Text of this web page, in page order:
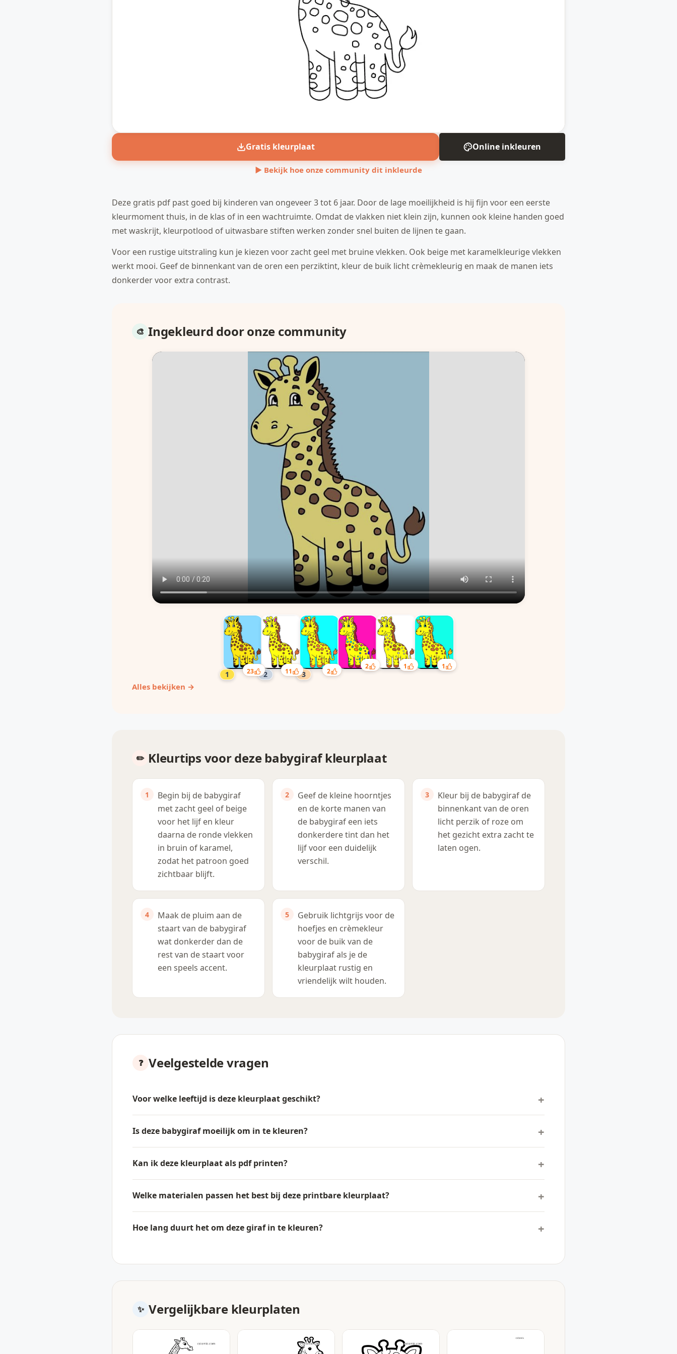
Gratis kleurplaat Online inkleuren
▶ Bekijk hoe onze community dit inkleurde
Deze gratis pdf past goed bij kinderen van ongeveer 3 tot 6 jaar. Door de lage moeilijkheid is hij fijn voor een eerste
kleurmoment thuis, in de klas of in een wachtruimte. Omdat de vlakken niet klein zijn, kunnen ook kleine handen goed
met waskrijt, kleurpotlood of uitwasbare stiften werken zonder snel buiten de lijnen te gaan.
Voor een rustige uitstraling kun je kiezen voor zacht geel met bruine vlekken. Ook beige met karamelkleurige vlekken
werkt mooi. Geef de binnenkant van de oren een perziktint, kleur de buik licht crèmekleurig en maak de manen iets
donkerder voor extra contrast.
Ingekleurd door onze community
23 11 2
2 1 1
Alles bekijken →
Kleurtips voor deze babygiraf kleurplaat
Begin bij de babygiraf
met zacht geel of beige
voor het lijf en kleur
daarna de ronde vlekken
in bruin of karamel,
zodat het patroon goed
zichtbaar blijft.
Geef de kleine hoorntjes
en de korte manen van
de babygiraf een iets
donkerdere tint dan het
lijf voor een duidelijk
verschil.
Kleur bij de babygiraf de
binnenkant van de oren
licht perzik of roze om
het gezicht extra zacht te
laten ogen.
Maak de pluim aan de
staart van de babygiraf
wat donkerder dan de
rest van de staart voor
een speels accent.
Gebruik lichtgrijs voor de
hoefjes en crèmekleur
voor de buik van de
babygiraf als je de
kleurplaat rustig en
vriendelijk wilt houden.
Veelgestelde vragen
Voor welke leeftijd is deze kleurplaat geschikt?
Is deze babygiraf moeilijk om in te kleuren?
Kan ik deze kleurplaat als pdf printen?
Welke materialen passen het best bij deze printbare kleurplaat?
Hoe lang duurt het om deze giraf in te kleuren?
Vergelijkbare kleurplaten